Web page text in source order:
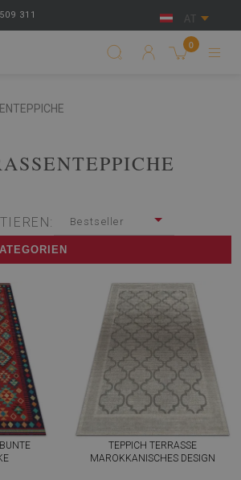
311 AT
0
Bestseller
TEPPICH TERRASSE
MAROKKANISCHES DESIGN